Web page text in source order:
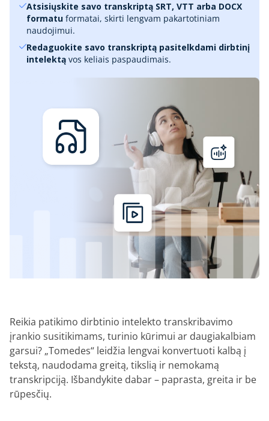
Atsisiųskite savo transkriptą SRT, VTT arba DOCX
formatu formatai, skirti lengvam pakartotiniam
naudojimui.
Redaguokite savo transkriptą pasitelkdami dirbtinį
intelektą vos keliais paspaudimais.
Reikia patikimo dirbtinio intelekto transkribavimo
įrankio susitikimams, turinio kūrimui ar daugiakalbiam
garsui? „Tomedes“ leidžia lengvai konvertuoti kalbą į
tekstą, naudodama greitą, tikslią ir nemokamą
transkripciją. Išbandykite dabar – paprasta, greita ir be
rūpesčių.